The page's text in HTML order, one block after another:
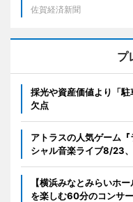
佐賀経済新聞
プ
採光や資産価値より「
欠点
アトラスの人気ゲーム
シャル音楽ライブ8/23
【横浜みなとみらいホ
を楽しむ60分のコンサ